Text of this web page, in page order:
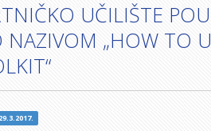
UČILIŠTE
NAZIVOM „HOW TO